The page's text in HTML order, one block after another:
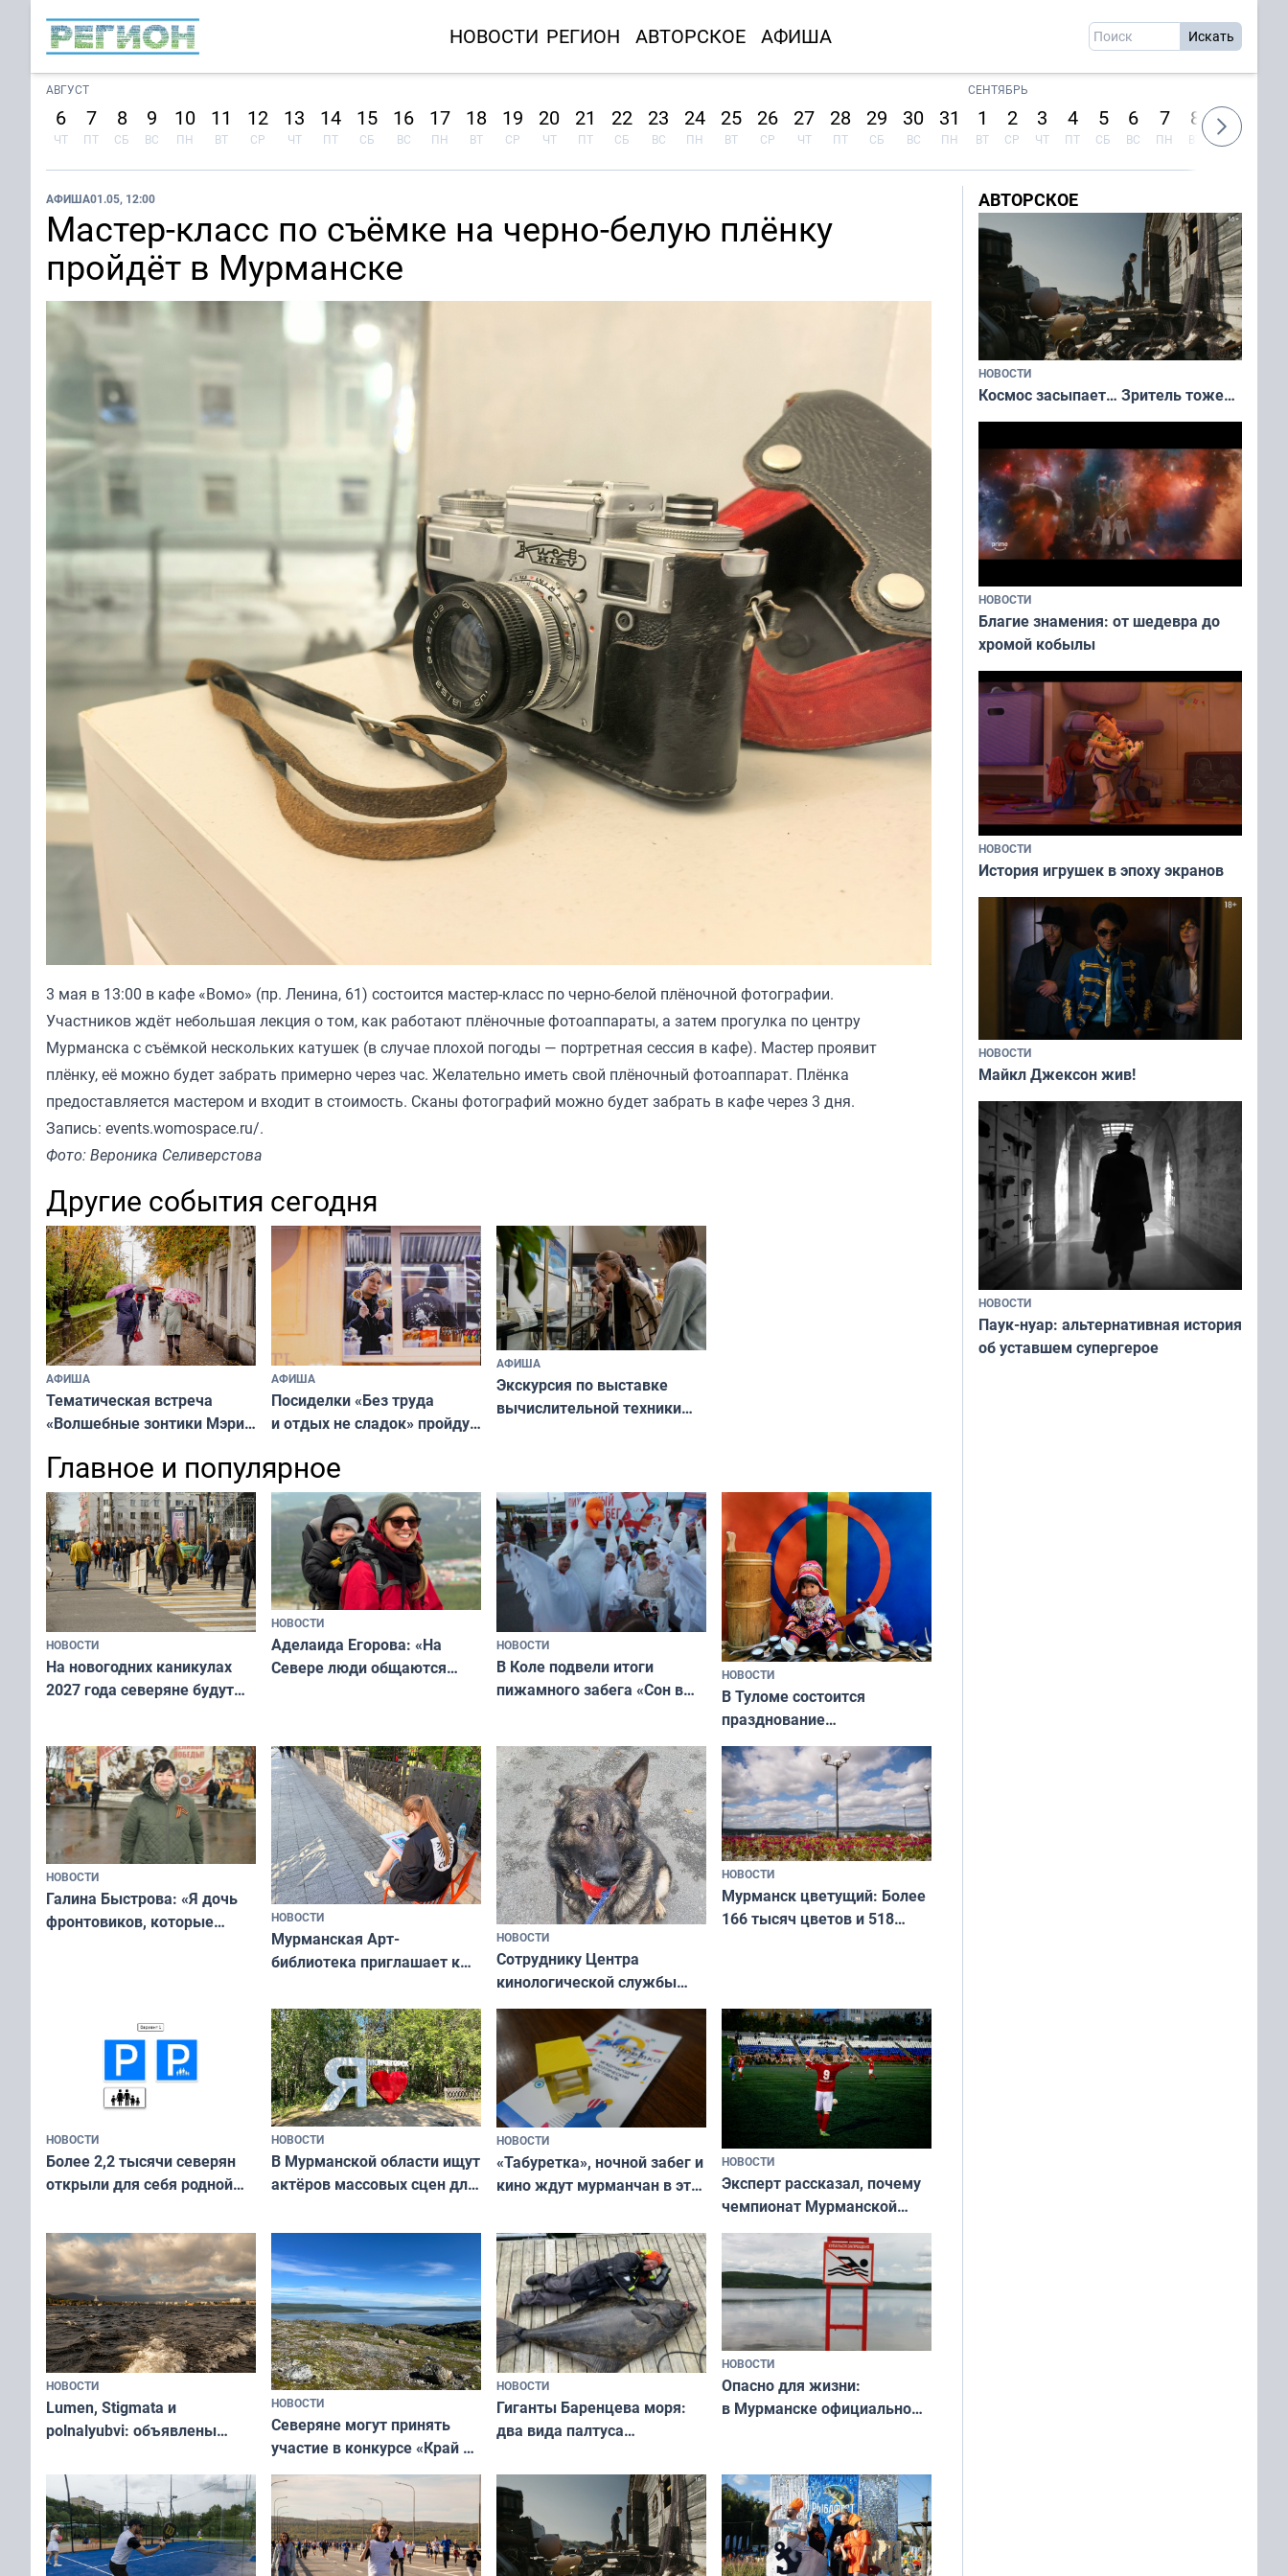
НОВОСТИ РЕГИОН АВТОРСКОЕ АФИША
АВГУСТ
6
ЧТ
7
ПТ
8
СБ
9
ВС
10
ПН
11
ВТ
12
СР
13
ЧТ
14
ПТ
15
СБ
16
ВС
17
ПН
18
ВТ
19
СР
20
ЧТ
21
ПТ
22
СБ
23
ВС
24
ПН
25
ВТ
26
СР
27
ЧТ
28
ПТ
29
СБ
30
ВС
31
ПН
СЕНТЯБРЬ
1
ВТ
2
СР
3
ЧТ
4
ПТ
5
СБ
6
ВС
7
ПН
8
ВТ
9
СР
АФИША01.05, 12:00
Мастер-класс по съёмке на черно-белую плёнку
пройдёт в Мурманске
3 мая в 13:00 в кафе «Вомо» (пр. Ленина, 61) состоится мастер-класс по черно-белой плёночной фотографии.
Участников ждёт небольшая лекция о том, как работают плёночные фотоаппараты, а затем прогулка по центру
Мурманска с съёмкой нескольких катушек (в случае плохой погоды — портретная сессия в кафе). Мастер проявит
плёнку, её можно будет забрать примерно через час. Желательно иметь свой плёночный фотоаппарат. Плёнка
предоставляется мастером и входит в стоимость. Сканы фотографий можно будет забрать в кафе через 3 дня.
Запись: events.womospace.ru/.
Фото: Вероника Селиверстова
Другие события сегодня
АФИША
Тематическая встреча
«Волшебные зонтики Мэри
в Мурманске
АФИША
Посиделки «Без труда
и отдых не сладок» пройдут
«Русского музея»
АФИША
Экскурсия по выставке
вычислительной техники
Главное и популярное
НОВОСТИ
На новогодних каникулах
2027 года северяне будут
НОВОСТИ
Аделаида Егорова: «На
Севере люди общаются
НОВОСТИ
В Коле подвели итоги
пижамного забега «Сон в
НОВОСТИ
В Туломе состоится
празднование
Международного дня
коренных народов мира
НОВОСТИ
Галина Быстрова: «Я дочь
фронтовиков, которые
НОВОСТИ
Мурманская Арт-
библиотека приглашает к
и фотографов
НОВОСТИ
Сотруднику Центра
кинологической службы
ищут новый дом
НОВОСТИ
Мурманск цветущий: Более
166 тысяч цветов и 518
НОВОСТИ
Более 2,2 тысячи северян
открыли для себя родной
«Туризм для своих»
НОВОСТИ
В Мурманской области ищут
актёров массовых сцен для
короткометражном фильме
НОВОСТИ
«Табуретка», ночной забег и
кино ждут мурманчан в эти
НОВОСТИ
Эксперт рассказал, почему
чемпионат Мурманской
области по футболу остался
незамеченным
НОВОСТИ
Lumen, Stigmata и
polnalyubvi: объявлены
«Имандра» в 2026 года
НОВОСТИ
Северяне могут принять
участие в конкурсе «Край у
северной границы: фотогид
по Печенгскому округу»
НОВОСТИ
Гиганты Баренцева моря:
два вида палтуса
НОВОСТИ
Опасно для жизни:
в Мурманске официально
АВТОРСКОЕ
НОВОСТИ
Космос засыпает… Зритель тоже…
НОВОСТИ
Благие знамения: от шедевра до
хромой кобылы
НОВОСТИ
История игрушек в эпоху экранов
НОВОСТИ
Майкл Джексон жив!
НОВОСТИ
Паук-нуар: альтернативная история
об уставшем супергерое